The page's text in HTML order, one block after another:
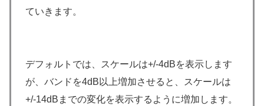
ていきます。
デフォルトでは、スケールは+/-4dBを表示します
が、バンドを4dB以上増加させると、スケールは
+/-14dBまでの変化を表示するように増加します。